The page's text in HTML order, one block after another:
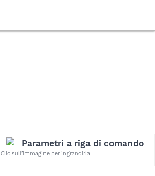
Clic sull’immagine per ingrandirla